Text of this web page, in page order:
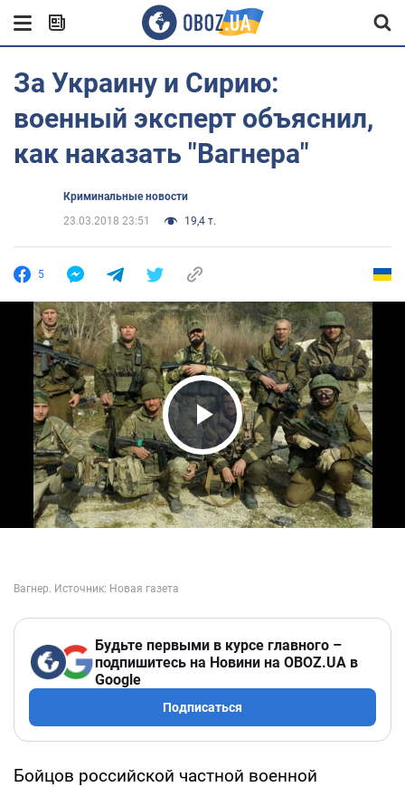
За Украину и Сирию:
военный эксперт объяснил,
как наказать "Вагнера"
Криминальные новости
23.03.2018 23:51
19,4 т.
5
Play Video
Будьте первыми в курсе главного –
подпишитесь на Новини на OBOZ.UA в
Google
Подписаться
Бойцов российской частной военной